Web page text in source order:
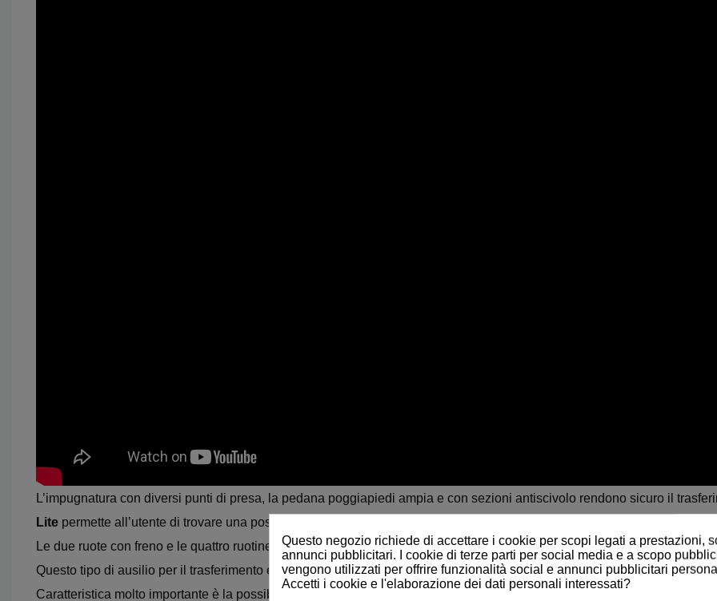
L’impugnatura con diversi punti di presa, la pedana poggiapiedi ampia e con sezioni antiscivolo rendono sicuro il
Lite permette all’utente di trovare una posizione sicura attraverso una leggera inclinazione in avanti del maniglione
Le due ruote con freno e le quattro ruotine piroettanti poste sotto la base consentono di spostare il paziente tra diversi
Questo tipo di ausilio per il trasferimento è dotato di una fascetta ferma talloni e di ginocchiere regolabili in inclinazione
Caratteristica molto importante è la possibilità di richiudere rapidamente l’ausilio quando non utilizzato, per poter
Questo negozio richiede di accettare i cookie per scopi legati a prestazioni,
annunci pubblicitari. I cookie di terze parti per social media e a scopo
vengono utilizzati per offrire funzionalità social e annunci pubblicitari
Accetti i cookie e l'elaborazione dei dati personali interessati?